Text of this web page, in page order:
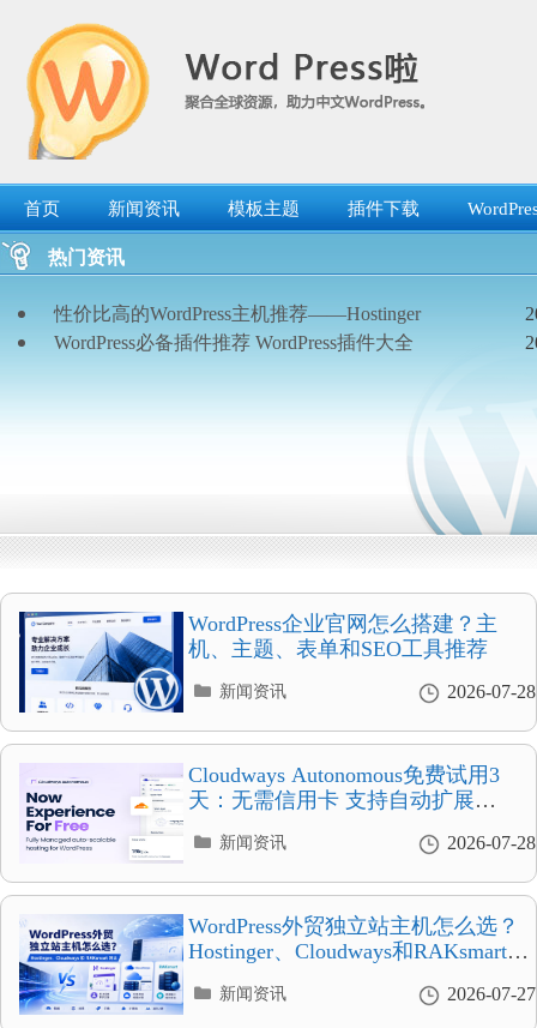
首页 新闻资讯 模板主题 插件下载
热门资讯
性价比高的WordPress主机推荐——Hostinger
WordPress必备插件推荐 WordPress插件大全
WordPress企业官网怎么搭建？主
机、主题、表单和SEO工具推荐
2026-07-28
分
新闻资讯
Cloudways Autonomous免费试用3
天：无需信用卡 支持自动扩展
2026-07-28
分
录
新闻资讯
WordPress外贸独立站主机怎么选？
Hostinger、Cloudways和RAKsmart对
2026-07-27
分
新闻资讯